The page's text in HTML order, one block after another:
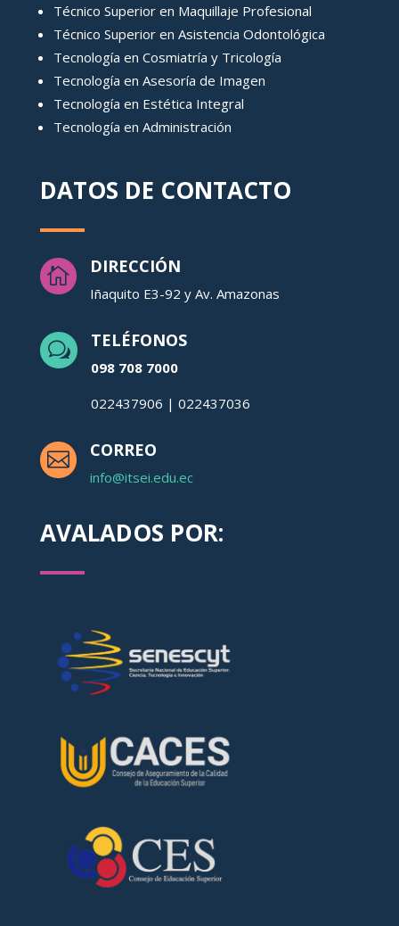
Técnico Superior en Maquillaje Profesional
Técnico Superior en Asistencia Odontológica
Tecnología en Cosmiatría y Tricología
Tecnología en Asesoría de Imagen
Tecnología en Estética Integral
Tecnología en Administración
DATOS DE CONTACTO
 DIRECCIÓN
Iñaquito E3-92 y Av. Amazonas
w TELÉFONOS
098 708 7000
022437906 | 022437036
 CORREO
info@itsei.edu.ec
AVALADOS POR: